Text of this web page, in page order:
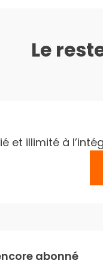
Le
et illimité à
abonné